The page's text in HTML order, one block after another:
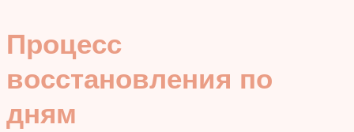
Процесс
восстановления по
дням